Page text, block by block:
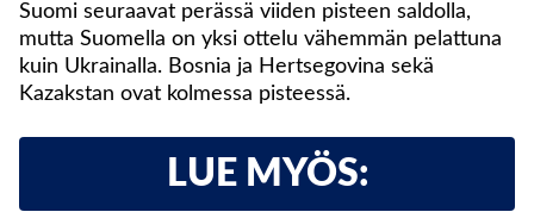
Suomi seuraavat perässä viiden pisteen saldolla,
mutta Suomella on yksi ottelu vähemmän pelattuna
kuin Ukrainalla. Bosnia ja Hertsegovina sekä
Kazakstan ovat kolmessa pisteessä.
LUE MYÖS: